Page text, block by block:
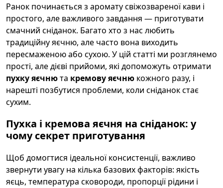
Ранок починається з аромату свіжозвареної кави і
простого, але важливого завдання — приготувати
смачний сніданок. Багато хто з нас любить
традиційну яєчню, але часто вона виходить
пересмаженою або сухою. У цій статті ми розглянемо
прості, але дієві прийоми, які допоможуть отримати
пухку яєчнюта кремову яєчню кожного разу, і
нарешті позбутися проблеми, коли сніданок стає
сухим.
Пухка і кремова яєчня на сніданок: у
чому секрет приготування
Щоб домогтися ідеальної консистенції, важливо
звернути увагу на кілька базових факторів: якість
яєць, температура сковороди, пропорції рідини і